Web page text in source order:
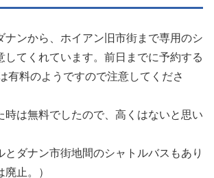
ナンから、ホイアン旧市街まで専用のシ
してくれています。前日までに予約する
有料のようですので注意してくださ
時は無料でしたので、高くはないと思い
とダナン市街地間のシャトルバスもあり
止。）